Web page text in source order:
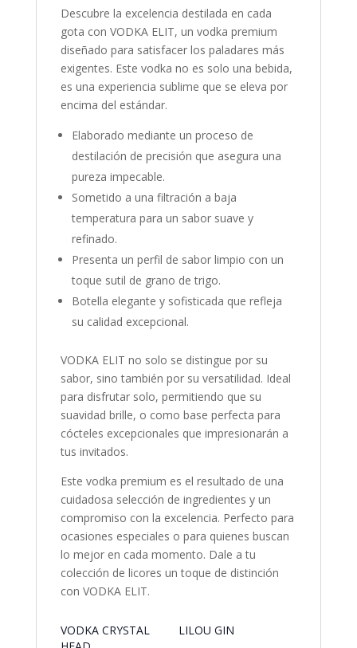
Descubre la excelencia destilada en cada
gota con VODKA ELIT, un vodka premium
diseñado para satisfacer los paladares más
exigentes. Este vodka no es solo una bebida,
es una experiencia sublime que se eleva por
encima del estándar.
Elaborado mediante un proceso de
destilación de precisión que asegura una
pureza impecable.
Sometido a una filtración a baja
temperatura para un sabor suave y
refinado.
Presenta un perfil de sabor limpio con un
toque sutil de grano de trigo.
Botella elegante y sofisticada que refleja
su calidad excepcional.
VODKA ELIT no solo se distingue por su
sabor, sino también por su versatilidad. Ideal
para disfrutar solo, permitiendo que su
suavidad brille, o como base perfecta para
cócteles excepcionales que impresionarán a
tus invitados.
Este vodka premium es el resultado de una
cuidadosa selección de ingredientes y un
compromiso con la excelencia. Perfecto para
ocasiones especiales o para quienes buscan
lo mejor en cada momento. Dale a tu
colección de licores un toque de distinción
con VODKA ELIT.
VODKA CRYSTAL
LILOU GIN